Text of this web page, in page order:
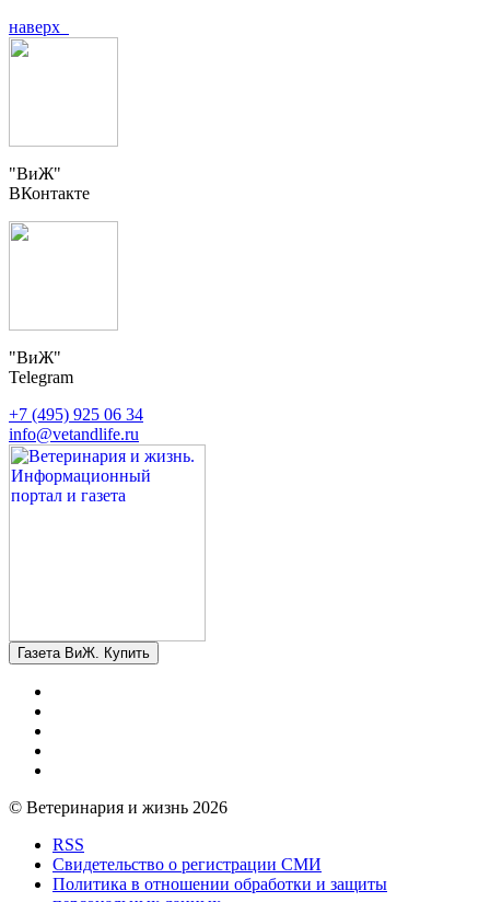
наверх
"ВиЖ"
ВКонтакте
"ВиЖ"
Telegram
+7 (495) 925 06 34
info@vetandlife.ru
Газета ВиЖ. Купить
© Ветеринария и жизнь 2026
RSS
Свидетельство о регистрации СМИ
Политика в отношении обработки и защиты